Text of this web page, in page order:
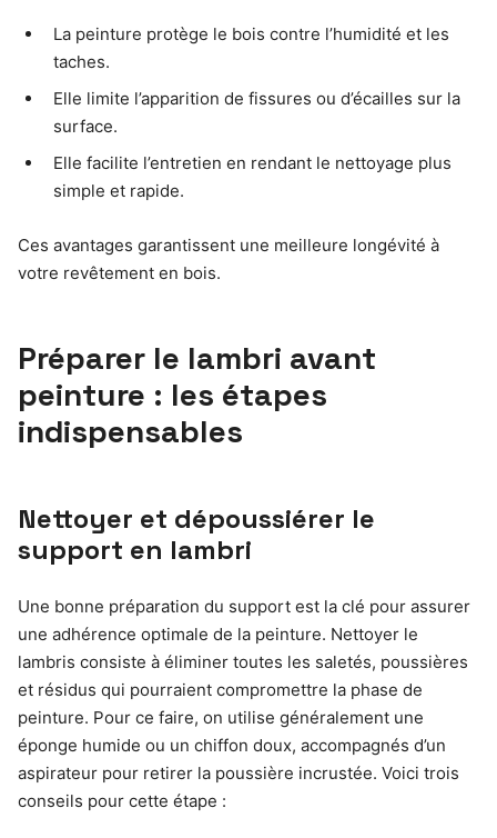
La peinture protège le bois contre l’humidité et les
taches.
Elle limite l’apparition de fissures ou d’écailles sur la
surface.
Elle facilite l’entretien en rendant le nettoyage plus
simple et rapide.
Ces avantages garantissent une meilleure longévité à
votre revêtement en bois.
Préparer le lambri avant
peinture : les étapes
indispensables
Nettoyer et dépoussiérer le
support en lambri
Une bonne préparation du support est la clé pour assurer
une adhérence optimale de la peinture. Nettoyer le
lambris consiste à éliminer toutes les saletés, poussières
et résidus qui pourraient compromettre la phase de
peinture. Pour ce faire, on utilise généralement une
éponge humide ou un chiffon doux, accompagnés d’un
aspirateur pour retirer la poussière incrustée. Voici trois
conseils pour cette étape :